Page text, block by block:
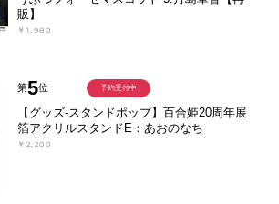
販】
￥1,980
第5位
【グッズ-スタンドポップ】百合姫20周年展
箔アクリルスタンドE：あおのなち
￥2,200
予約受付中